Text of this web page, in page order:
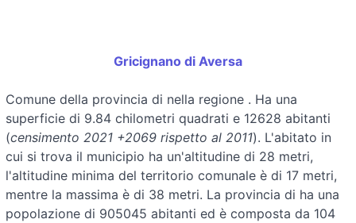
Gricignano di Aversa
Comune della provincia di nella regione . Ha una
superficie di 9.84 chilometri quadrati e 12628 abitanti
(censimento 2021 +2069 rispetto al 2011). L'abitato in
cui si trova il municipio ha un'altitudine di 28 metri,
l'altitudine minima del territorio comunale è di 17 metri,
mentre la massima è di 38 metri. La provincia di ha una
popolazione di 905045 abitanti ed è composta da 104